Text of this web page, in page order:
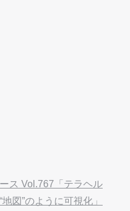
ス Vol.767「テラヘル
図”のように可視化」